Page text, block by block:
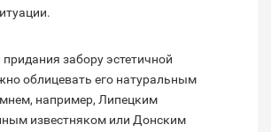
забору эстетичной
облицевать его натуральным
например, Липецким
известняком или Донским